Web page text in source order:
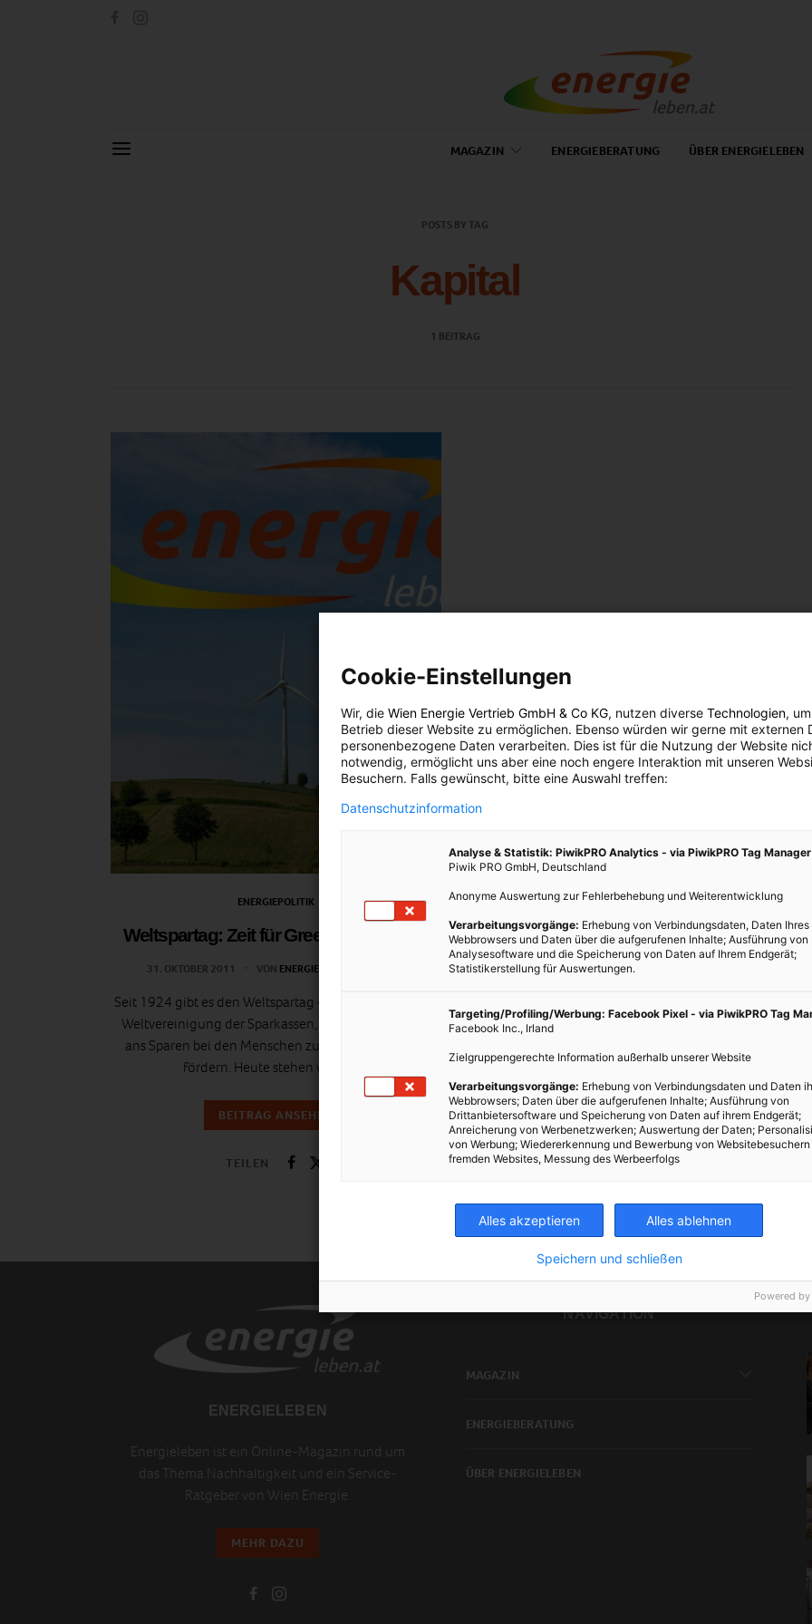
MAGAZIN ENERGIEBERATUNG ÜBER ENERGIELEBEN
POSTS BY TAG
Kapital
1 BEITRAG
ENERGIEPOLITIK
Weltspartag: Zeit für Green Investment!
31. OKTOBER 2011 VON ENERGIELEBEN REDAKTION
Seit 1924 gibt es den Weltspartag – eine Erfindung der
Weltvereinigung der Sparkassen, um den Gedanken
ans Sparen bei den Menschen zu verankern und zu
fördern. Heute stehen wir vor…
BEITRAG ANSEHEN
TEILEN
ENERGIELEBEN
Energieleben ist ein Online-Magazin rund um
das Thema Nachhaltigkeit und ein Service-
Ratgeber von Wien Energie.
MEHR DAZU
NAVIGATION
MAGAZIN
ENERGIEBERATUNG
ÜBER ENERGIELEBEN
Cookie-Einstellungen
Wir, die Wien Energie Vertrieb GmbH & Co KG, nutzen diverse Technologien,
Betrieb dieser Website zu ermöglichen. Ebenso würden wir gerne mit externen
personenbezogene Daten verarbeiten. Dies ist für die Nutzung der Website
notwendig, ermöglicht uns aber eine noch engere Interaktion mit unseren
Besuchern. Falls gewünscht, bitte eine Auswahl treffen:
Datenschutzinformation
Analyse & Statistik: PiwikPRO Analytics - via PiwikPRO Tag Manager
Piwik PRO GmbH, Deutschland
Anonyme Auswertung zur Fehlerbehebung und Weiterentwicklung
Verarbeitungsvorgänge: Erhebung von Verbindungsdaten, Daten Ihres
Webbrowsers und Daten über die aufgerufenen Inhalte; Ausführung von
Analysesoftware und die Speicherung von Daten auf Ihrem Endgerät;
Statistikerstellung für Auswertungen.
Targeting/Profiling/Werbung: Facebook Pixel - via PiwikPRO Tag
Facebook Inc., Irland
Zielgruppengerechte Information außerhalb unserer Website
Verarbeitungsvorgänge: Erhebung von Verbindungsdaten und Daten
Webbrowsers; Daten über die aufgerufenen Inhalte; Ausführung von
Drittanbietersoftware und Speicherung von Daten auf ihrem Endgerät;
Anreicherung von Werbenetzwerken; Auswertung der Daten;
von Werbung; Wiedererkennung und Bewerbung von
fremden Websites, Messung des Werbeerfolgs
Alles akzeptieren Alles ablehnen
Speichern und schließen
Powered by